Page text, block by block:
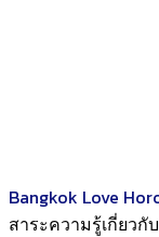
Bangkok Love
สาระความรู้เกี่ยว